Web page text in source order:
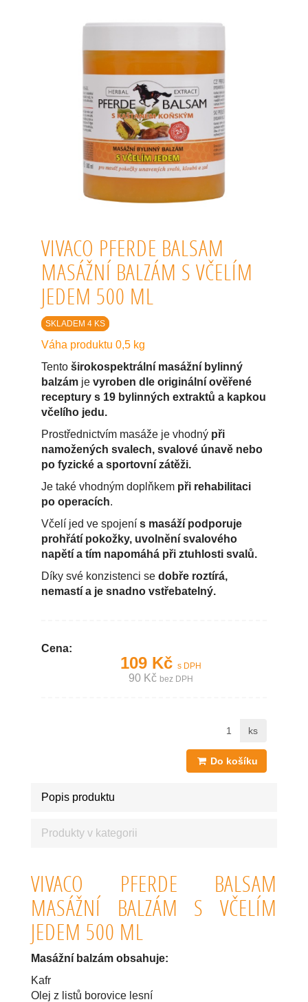
VIVACO PFERDE BALSAM
MASÁŽNÍ BALZÁM S VČELÍM
JEDEM 500 ML
SKLADEM 4 KS
Váha produktu 0,5 kg
Tento širokospektrální masážní bylinný
balzám je vyroben dle originální ověřené
receptury s 19 bylinných extraktů a kapkou
včelího jedu.
Prostřednictvím masáže je vhodný při
namožených svalech, svalové únavě nebo
po fyzické a sportovní zátěži.
Je také vhodným doplňkem při rehabilitaci
po operacích.
Včelí jed ve spojení s masáží podporuje
prohřátí pokožky, uvolnění svalového
napětí a tím napomáhá při ztuhlosti svalů.
Díky své konzistenci se dobře roztírá,
nemastí a je snadno vstřebatelný.
Cena:
109 Kč s DPH
90 Kč bez DPH
ks
Do košíku
Popis produktu
Produkty v kategorii
VIVACO PFERDE BALSAM
MASÁŽNÍ BALZÁM S VČELÍM
JEDEM 500 ML
Masážní balzám obsahuje:
Kafr
Olej z listů borovice lesní